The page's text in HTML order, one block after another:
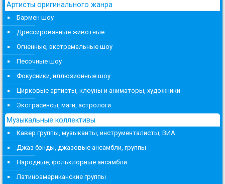
Артисты оригинального жанра
Бармен шоу
Дрессированные животные
Огненные, экстремальные шоу
Песочные шоу
Фокусники, иллюзионные шоу
Цирковые артисты, клоуны и аниматоры, художники
Экстрасенсы, маги, астрологи
Музыкальные коллективы
Кавер группы, музыканты, инструменталисты, ВИА
Джаз бэнды, джазовые ансамбли, группы
Народные, фольклорные ансамбли
Латиноамериканские группы